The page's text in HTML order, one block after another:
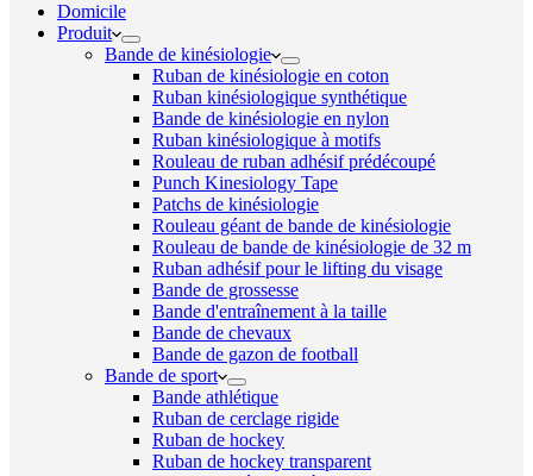
Domicile
Produit
Bande de kinésiologie
Ruban de kinésiologie en coton
Ruban kinésiologique synthétique
Bande de kinésiologie en nylon
Ruban kinésiologique à motifs
Rouleau de ruban adhésif prédécoupé
Punch Kinesiology Tape
Patchs de kinésiologie
Rouleau géant de bande de kinésiologie
Rouleau de bande de kinésiologie de 32 m
Ruban adhésif pour le lifting du visage
Bande de grossesse
Bande d'entraînement à la taille
Bande de chevaux
Bande de gazon de football
Bande de sport
Bande athlétique
Ruban de cerclage rigide
Ruban de hockey
Ruban de hockey transparent